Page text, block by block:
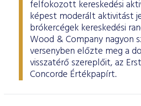
felfokozott kereskedési
képest moderált aktivitást
brókercégek kereskedési
Wood & Company nagyon
versenyben előzte meg a
visszatérő szereplőit, az
Concorde Értékpapírt.